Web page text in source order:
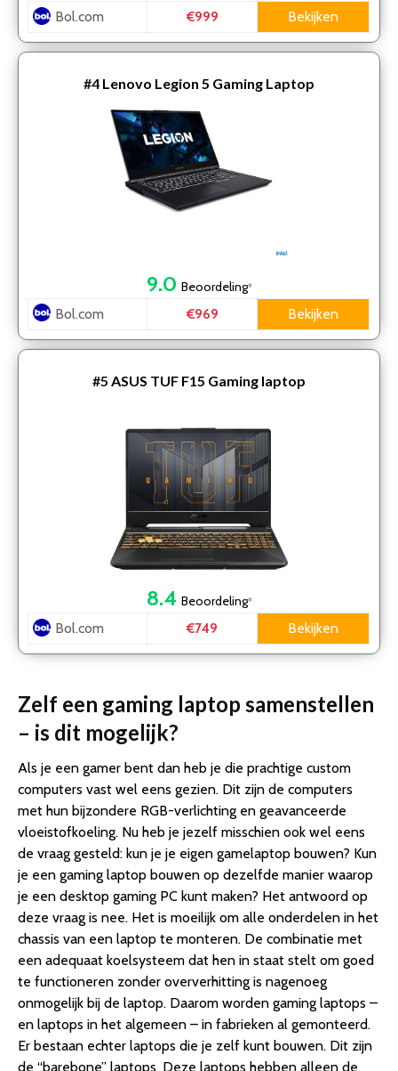
Bol.com €999 Bekijken
#4 Lenovo Legion 5 Gaming Laptop
9.0 Beoordeling*
Bol.com €969 Bekijken
#5 ASUS TUF F15 Gaming laptop
8.4 Beoordeling*
Bol.com €749 Bekijken
Zelf een gaming laptop samenstellen
– is dit mogelijk?
Als je een gamer bent dan heb je die prachtige custom
computers vast wel eens gezien. Dit zijn de computers
met hun bijzondere RGB-verlichting en geavanceerde
vloeistofkoeling. Nu heb je jezelf misschien ook wel eens
de vraag gesteld: kun je je eigen gamelaptop bouwen? Kun
je een gaming laptop bouwen op dezelfde manier waarop
je een desktop gaming PC kunt maken? Het antwoord op
deze vraag is nee. Het is moeilijk om alle onderdelen in het
chassis van een laptop te monteren. De combinatie met
een adequaat koelsysteem dat hen in staat stelt om goed
te functioneren zonder oververhitting is nagenoeg
onmogelijk bij de laptop. Daarom worden gaming laptops –
en laptops in het algemeen – in fabrieken al gemonteerd.
Er bestaan echter laptops die je zelf kunt bouwen. Dit zijn
de “barebone” laptops. Deze laptops hebben alleen de